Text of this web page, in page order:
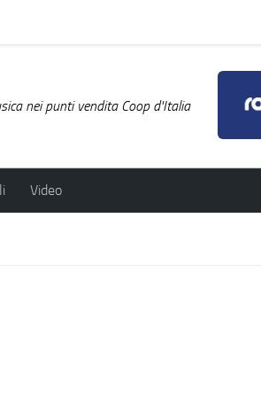
nei punti vendita Coop d'Italia
Video